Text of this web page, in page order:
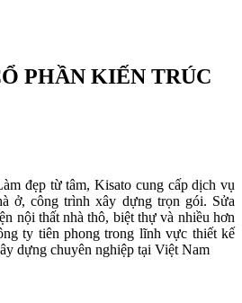
PHẦN KIẾN TRÚC
đẹp từ tâm, Kisato cung cấp dịch vụ
ở, công trình xây dựng trọn gói. Sửa
nội thất nhà thô, biệt thự và nhiều hơn
ty tiên phong trong lĩnh vực thiết kế
dựng chuyên nghiệp tại Việt Nam